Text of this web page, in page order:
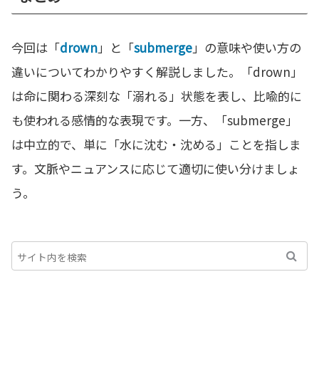
今回は「drown」と「submerge」の意味や使い方の
違いについてわかりやすく解説しました。「drown」
は命に関わる深刻な「溺れる」状態を表し、比喩的に
も使われる感情的な表現です。一方、「submerge」
は中立的で、単に「水に沈む・沈める」ことを指しま
す。文脈やニュアンスに応じて適切に使い分けましょ
う。